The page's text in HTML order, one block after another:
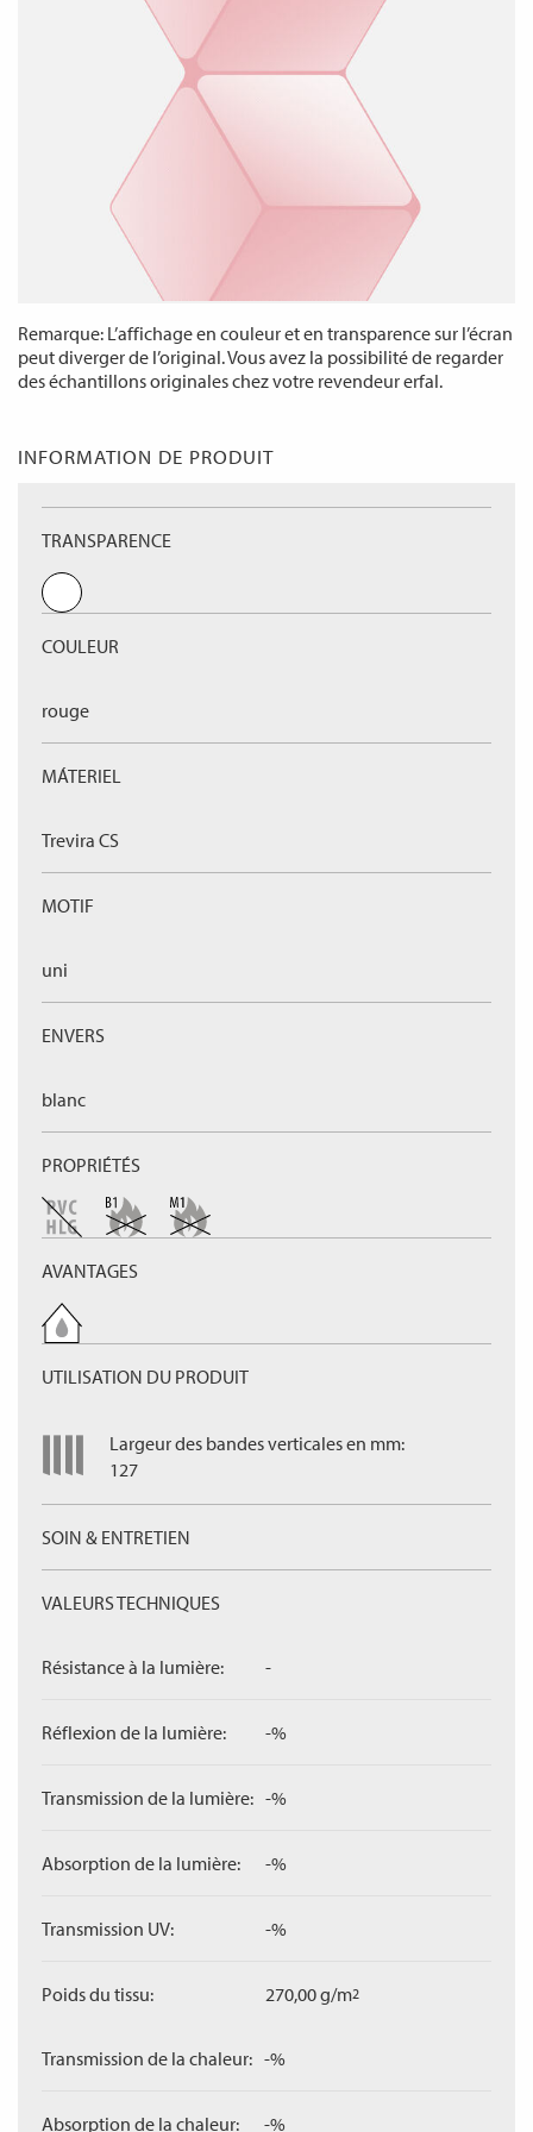
Remarque: L’affichage en couleur et en transparence sur l’écran
peut diverger de l’original. Vous avez la possibilité de regarder
des échantillons originales chez votre revendeur erfal.
INFORMATION DE PRODUIT
TRANSPARENCE
COULEUR
rouge
MÁTERIEL
Trevira CS
MOTIF
uni
ENVERS
blanc
PROPRIÉTÉS
AVANTAGES
UTILISATION DU PRODUIT
Largeur des bandes verticales en mm:
127
SOIN & ENTRETIEN
VALEURS TECHNIQUES
Résistance à la lumière: -
Réflexion de la lumière: -%
Transmission de la lumière: -%
Absorption de la lumière: -%
Transmission UV: -%
Poids du tissu: 270,00 g/m2
Transmission de la chaleur: -%
Absorption de la chaleur: -%